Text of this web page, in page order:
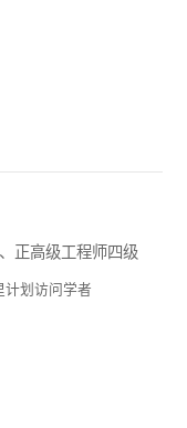
正高级工程师四级
计划访问学者